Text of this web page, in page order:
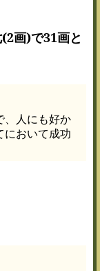
画)で31画と
、人にも好か
において成功